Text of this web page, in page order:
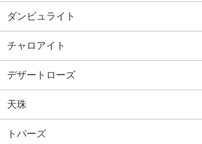
ダンビュライト
チャロアイト
デザートローズ
天珠
トパーズ